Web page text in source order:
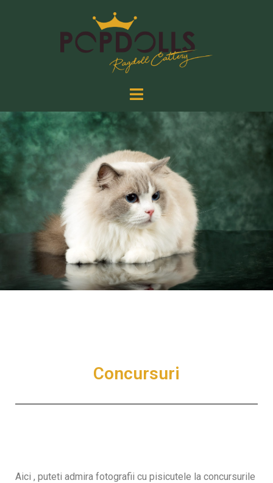
Concursuri​
Aici , puteti admira fotografii cu pisicutele la concursurile